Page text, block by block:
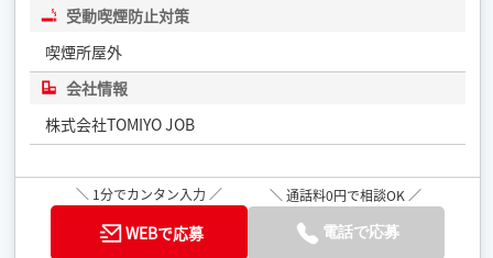
受動喫煙防止対策
喫煙所屋外
会社情報
株式会社TOMIYO JOB
＼ 1分でカンタン入力 ／
WEBで応募
＼ 通話料0円で相談OK ／
電話で応募